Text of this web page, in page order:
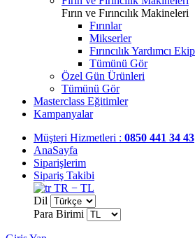
Fırın ve Fırıncılık Makineleri
Fırınlar
Mikserler
Fırıncılık Yardımcı
Tümünü Gör
Özel Gün Ürünleri
Tümünü Gör
Masterclass Eğitimler
Kampanyalar
Müşteri Hizmetleri : 0850 441 34 43
AnaSayfa
Siparişlerim
Sipariş Takibi
TR − TL
Dil
Para Birimi